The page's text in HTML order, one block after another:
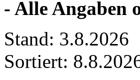
- Alle Angaben
Stand:
Sortiert: